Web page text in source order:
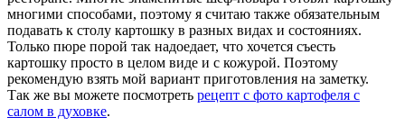
многими способами, поэтому я считаю также обязательным
подавать к столу картошку в разных видах и состояниях.
Только пюре порой так надоедает, что хочется съесть
картошку просто в целом виде и с кожурой. Поэтому
рекомендую взять мой вариант приготовления на заметку.
Так же вы можете посмотреть рецепт с фото картофеля с
салом в духовке.